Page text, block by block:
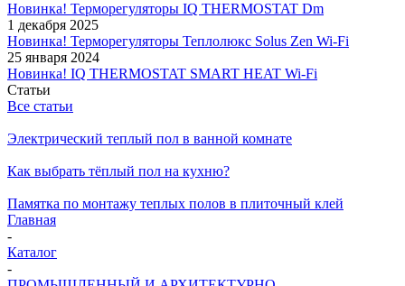
Новинка! Терморегуляторы IQ THERMOSTAT Dm
1 декабря 2025
Новинка! Терморегуляторы Теплолюкс Solus Zen Wi-Fi
25 января 2024
Новинка! IQ THERMOSTAT SMART HEAT Wi-Fi
Статьи
Все статьи
Электрический теплый пол в ванной комнате
Как выбрать тёплый пол на кухню?
Памятка по монтажу теплых полов в плиточный клей
Главная
-
Каталог
-